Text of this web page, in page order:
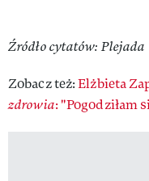
Źródło cytatów: Plejada
Zobacz też:Elżbieta
zdrowia: "Pogodziłam